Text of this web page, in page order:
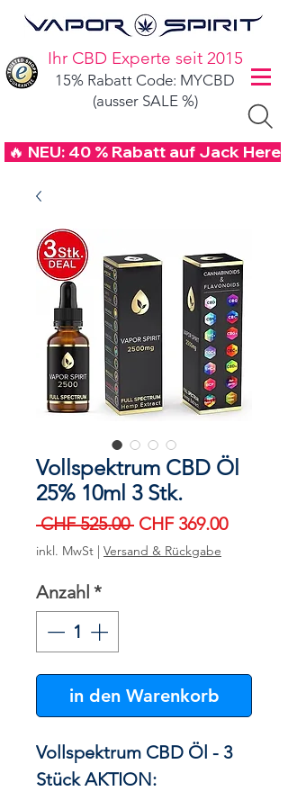
Ihr CBD Experte seit 2015
15% Rabatt Code: MYCBD
(ausser SALE %)
🔥 NEU: 40 % Rabatt auf Jack
Vollspektrum CBD Öl
25% 10ml 3 Stk.
CHF 525.00 Standardpreis
CHF 369.00Sale-
inkl. MwSt | Versand & Rückgabe
Anzahl *
in den Warenkorb
Vollspektrum CBD Öl - 3
Stück AKTION: